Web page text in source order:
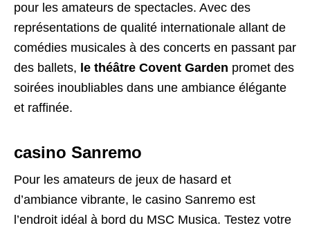
pour les amateurs de spectacles. Avec des
représentations de qualité internationale allant de
comédies musicales à des concerts en passant par
des ballets, le théâtre Covent Garden promet des
soirées inoubliables dans une ambiance élégante
et raffinée.
casino Sanremo
Pour les amateurs de jeux de hasard et
d’ambiance vibrante, le casino Sanremo est
l’endroit idéal à bord du MSC Musica. Testez votre